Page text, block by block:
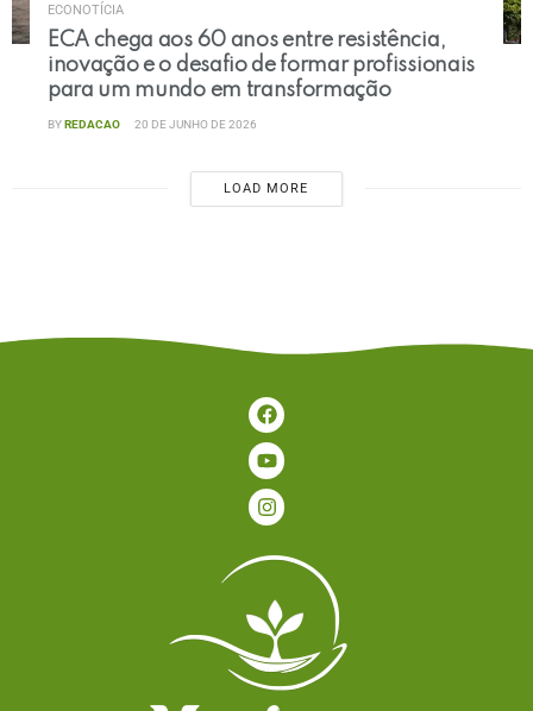
ECONOTÍCIA
ECA chega aos 60 anos entre resistência,
inovação e o desafio de formar profissionais
para um mundo em transformação
BYREDACAO 20 DE JUNHO DE 2026
LOAD MORE